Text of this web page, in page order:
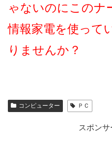
ゃないのにこのナ
情報家電を使って
りませんか？
コンピューター ＰＣ
スポンサ